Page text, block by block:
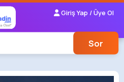
Giriş Yap / Üye Ol
Sor